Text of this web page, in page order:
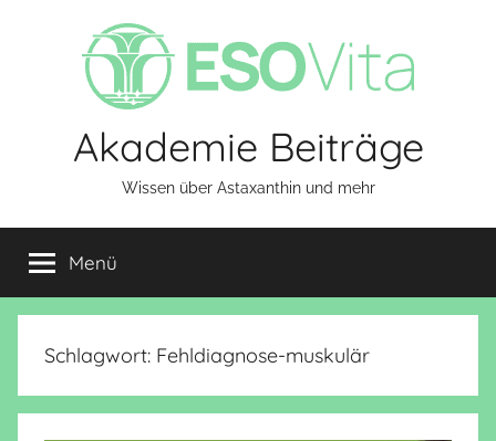
Akademie Beiträge
Wissen über Astaxanthin und mehr
Menü
Schlagwort: Fehldiagnose-muskulär